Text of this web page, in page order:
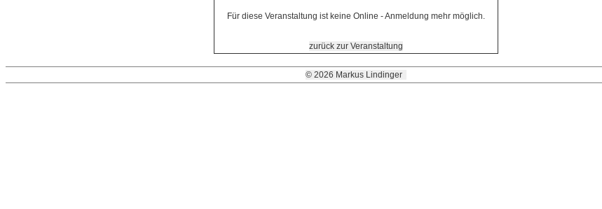
Für diese Veranstaltung ist keine Online - Anmeldung mehr möglich.
zurück zur Veranstaltung
© 2026 Markus Lindinger